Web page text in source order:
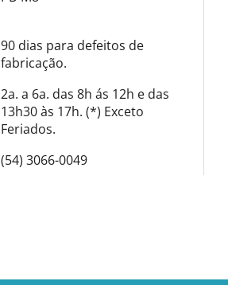
90 dias para defeitos de
fabricação.
2a. a 6a. das 8h ás 12h e das
13h30 às 17h. (*) Exceto
Feriados.
(54) 3066-0049